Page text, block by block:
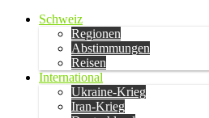
Schweiz
Regionen
Abstimmungen
Reisen
International
Ukraine-Krieg
Iran-Krieg